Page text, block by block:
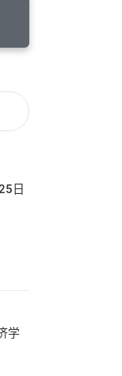
日
学